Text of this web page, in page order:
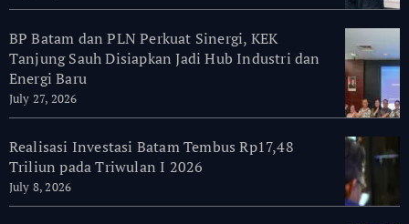
BP Batam dan PLN Perkuat Sinergi, KEK
Tanjung Sauh Disiapkan Jadi Hub Industri dan
Energi Baru
July 27, 2026
Realisasi Investasi Batam Tembus Rp17,48
Triliun pada Triwulan I 2026
July 8, 2026